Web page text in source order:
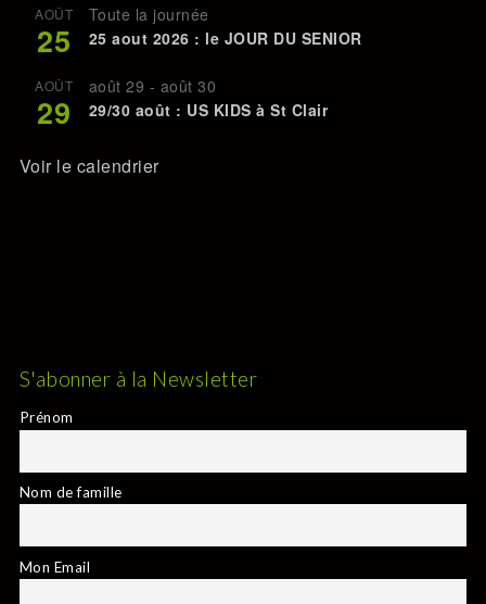
AOÛT
25
Toute la journée
25 aout 2026 : le JOUR DU SENIOR
AOÛT
29
août 29 - août 30
29/30 août : US KIDS à St Clair
Voir le calendrier
S'abonner à la Newsletter
Prénom
Nom de famille
Mon Email